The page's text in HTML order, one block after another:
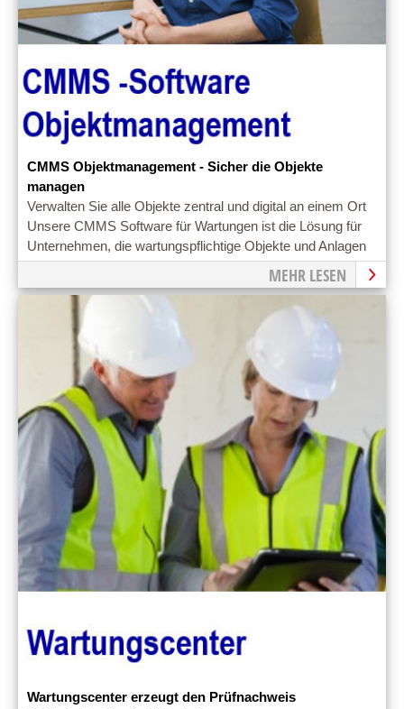
CMMS Objektmanagement - Sicher die Objekte
managen
Verwalten Sie alle Objekte zentral und digital an einem Ort
Unsere CMMS Software für Wartungen ist die Lösung für
Unternehmen, die wartungspflichtige Objekte und Anlagen
betreuen.
MEHR LESEN
Wartungscenter erzeugt den Prüfnachweis